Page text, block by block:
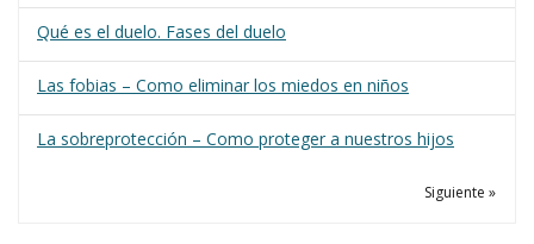
Qué es el duelo. Fases del duelo
Las fobias – Como eliminar los miedos en niños
La sobreprotección – Como proteger a nuestros hijos
Siguiente »